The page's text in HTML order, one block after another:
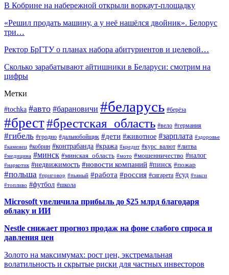
В Кобрине на набережной открыли воркаут-площадку
«Решил продать машину, а у неё нашёлся двойник». Белорус
три…
Ректор БрГТУ о планах набора абитуриентов и целевой…
Сколько зарабатывают айтишники в Беларуси: смотрим на
цифры
Метки
#tochka #авто #барановичи #беларусь #берёза
#брест#брестская_область #вело #германия
#гибель #гродно #дальнобойщик #дети #животное #зарплата #здоровье
#каменец #кобрин #контрабанда #кража #кредит #курс_валют #литва
#медицина #минск #минская_область #мото #мошенничество #налог
#наркотик #недвижимость #новости компаний #пинск #пожар
#польша #приговор #пьяный #работа #россия #сигарета #суд #такси
#топливо #футбол #школа
Microsoft увеличила прибыль до $25 млрд благодаря
облаку и ИИ
Nestle снижает прогноз продаж на фоне слабого спроса и
давления цен
Золото на максимумах: рост цен, экстремальная
волатильность и скрытые риски для частных инвесторов